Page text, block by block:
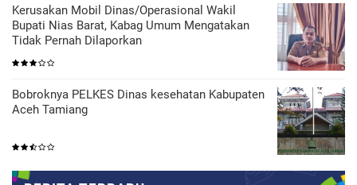
Kerusakan Mobil Dinas/Operasional Wakil
Bupati Nias Barat, Kabag Umum Mengatakan
Tidak Pernah Dilaporkan
Bobroknya PELKES Dinas kesehatan Kabupaten
Aceh Tamiang